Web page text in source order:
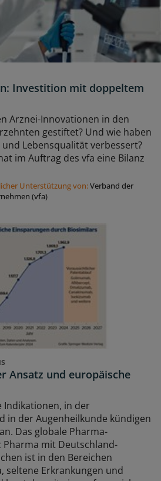
Investition mit doppeltem
Arznei-Innovationen in den
gestiftet? Und wie haben
Lebensqualität verbessert?
im Auftrag des vfa eine Bilanz
Unterstützung von:Verband der
(vfa)
Ansatz und europäische
Indikationen, in der
in der Augenheilkunde kündigen
Das globale Pharma-
mit Deutschland-
ist in den Bereichen
seltene Erkrankungen und